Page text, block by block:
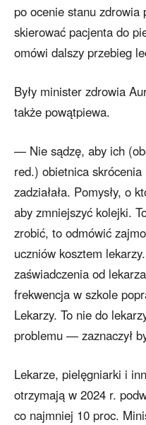
po ocenie stanu zdrowia
skierować pacjenta do
omówi dalszy przebieg
Były minister zdrowia
także powątpiewa.
— Nie sądzę, aby ich
red.) obietnica
zadziałała. Pomysły, o
aby zmniejszyć kolejki.
zrobić, to odmówić
uczniów kosztem
zaświadczenia od
frekwencja w szkole
Lekarzy. To nie do
problemu — zaznaczył
Lekarze, pielęgniarki i
otrzymają w 2024 r.
co najmniej 10 proc.